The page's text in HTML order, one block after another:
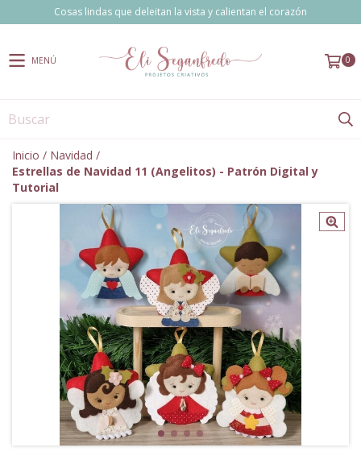
Cosas lindas que deleitan la vista y calientan el corazón
MENÚ 0
Inicio / Navidad /
Estrellas de Navidad 11 (Angelitos) - Patrón Digital y
Tutorial